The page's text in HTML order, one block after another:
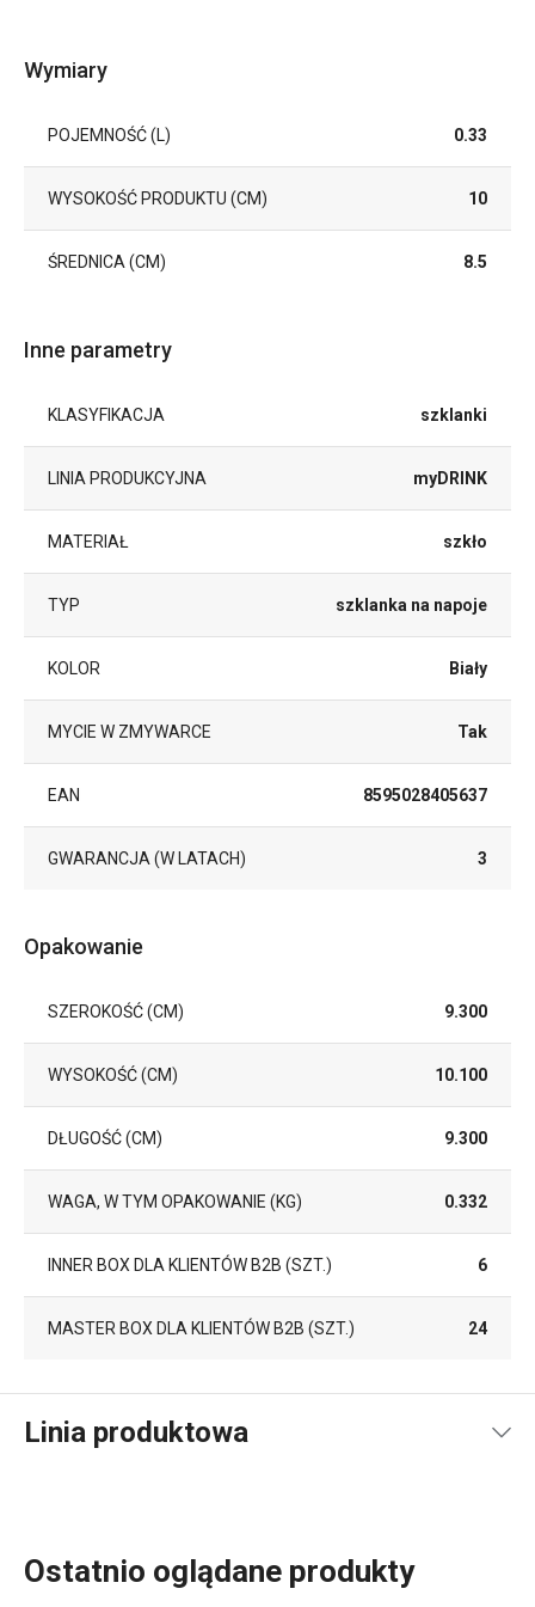
Wymiary
POJEMNOŚĆ (L) 0.33
WYSOKOŚĆ PRODUKTU (CM) 10
ŚREDNICA (CM) 8.5
Inne parametry
KLASYFIKACJA szklanki
LINIA PRODUKCYJNA myDRINK
MATERIAŁ szkło
TYP szklanka na napoje
KOLOR Biały
MYCIE W ZMYWARCE Tak
EAN 8595028405637
GWARANCJA (W LATACH) 3
Opakowanie
SZEROKOŚĆ (CM) 9.300
WYSOKOŚĆ (CM) 10.100
DŁUGOŚĆ (CM) 9.300
WAGA, W TYM OPAKOWANIE (KG) 0.332
INNER BOX DLA KLIENTÓW B2B (SZT.) 6
MASTER BOX DLA KLIENTÓW B2B (SZT.) 24
Linia produktowa
Ostatnio oglądane produkty